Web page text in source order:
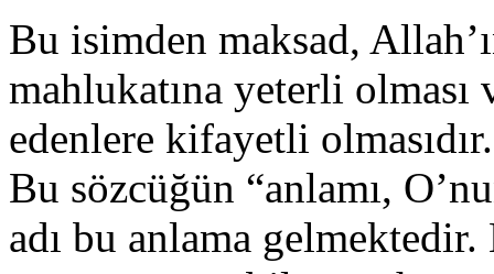
Bu isimden maksad,
mahlukatına yeterli
edenlere kifayetli
Bu sözcüğün “anlamı,
adı bu anlama